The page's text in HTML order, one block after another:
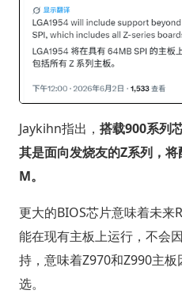
Jaykihn指出， 搭载900系列
其是面向发烧友的Z系列，
M。
更大的BIOS芯片意味着未
能在现有主板上运行，不会
持，意味着Z970和Z990主
选。